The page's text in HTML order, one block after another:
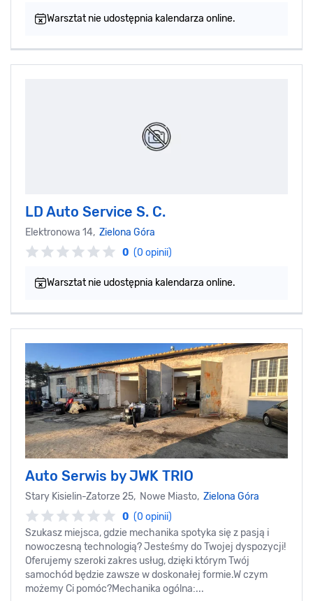
Warsztat nie udostępnia kalendarza online.
LD Auto Service S. C.
Elektronowa 14, Zielona Góra
0 (0 opinii)
Warsztat nie udostępnia kalendarza online.
Auto Serwis by JWK TRIO
Stary Kisielin-Zatorze 25, Nowe Miasto, Zielona Góra
0 (0 opinii)
Szukasz miejsca, gdzie mechanika spotyka się z pasją i
nowoczesną technologią? Jesteśmy do Twojej dyspozycji!
Oferujemy szeroki zakres usług, dzięki którym Twój
samochód będzie zawsze w doskonałej formie.W czym
możemy Ci pomóc?Mechanika ogólna:...